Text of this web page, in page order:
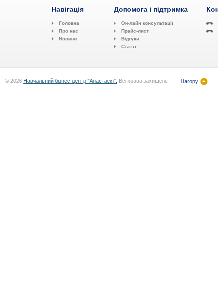
Навігація
Головна
Про нас
Новини
Допомога і підтримка
Он-лайн консультації
Прайс-лист
Відгуки
Статті
© 2026 Навчальний бізнес-центр "Анастасія". Всі права захищені. Нагору